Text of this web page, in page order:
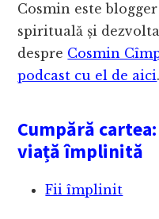
Cosmin este
spirituală și
despre Cosmin
podcast cu el de aici.
Cumpără
viață împlinită
Fii împlinit